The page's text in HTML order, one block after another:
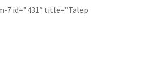
7 id=”431″ title=”Talep